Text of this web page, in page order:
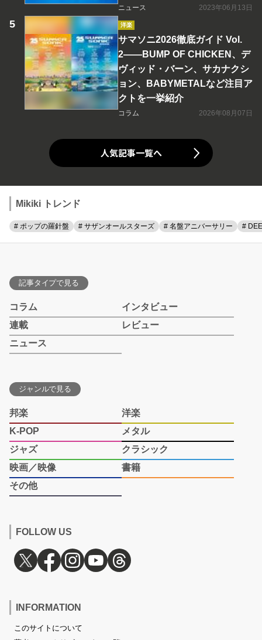
ニュース 2023年06月13日
洋楽
サマソニ2026徹底ガイド Vol.
2――BUMP OF CHICKEN、デ
ヴィッド・バーン、サカナクシ
ョン、BABYMETALなど注目ア
クトを一挙紹介
コラム 2026年08月07日
人気記事一覧へ
Mikiki トレンド
# ポップの羅針盤 # サザンオールスターズ # 名盤アニバーサリー #
記事タイプで見る
コラム
インタビュー
連載
レビュー
ニュース
ジャンルで見る
邦楽
洋楽
K-POP
メタル
ジャズ
クラシック
映画／映像
書籍
その他
FOLLOW US
INFORMATION
このサイトについて